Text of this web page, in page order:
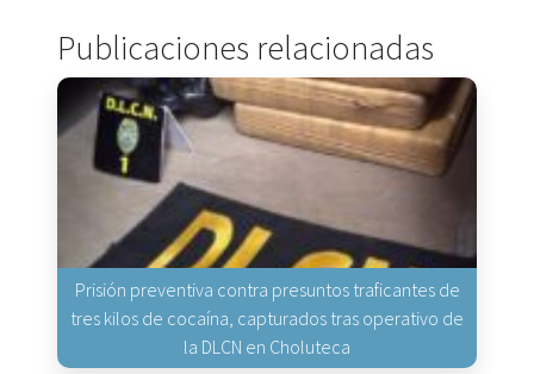
Publicaciones relacionadas
Prisión preventiva contra presuntos traficantes de
tres kilos de cocaína, capturados tras operativo de
la DLCN en Choluteca